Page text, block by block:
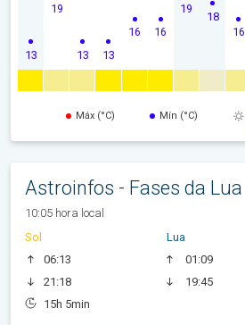
13
19
13 13
16 16
19
18
16
Máx (°C) Mín (°C)
Astroinfos - Fases da Lua
10:05 hora local
Sol
06:13
21:18
15h 5min
Lua
01:09
19:45